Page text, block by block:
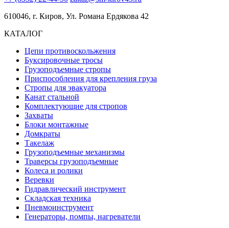
610046, г. Киров, Ул. Романа Ердякова 42
КАТАЛОГ
Цепи противоскольжения
Буксировочные тросы
Грузоподъемные стропы
Приспособления для крепления груза
Стропы для эвакуатора
Канат стальной
Комплектующие для стропов
Захваты
Блоки монтажные
Домкраты
Такелаж
Грузоподъемные механизмы
Траверсы грузоподъемные
Колеса и ролики
Веревки
Гидравлический инструмент
Складская техника
Пневмоинструмент
Генераторы, помпы, нагреватели